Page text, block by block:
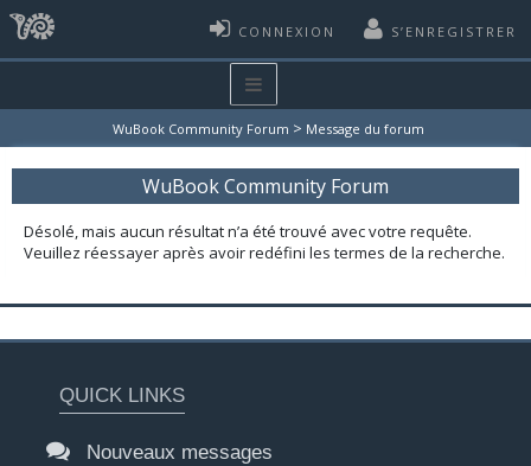
CONNEXION S’ENREGISTRER
WuBook Community Forum > Message du forum
WuBook Community Forum
Désolé, mais aucun résultat n’a été trouvé avec votre requête.
Veuillez réessayer après avoir redéfini les termes de la recherche.
QUICK LINKS
Nouveaux messages